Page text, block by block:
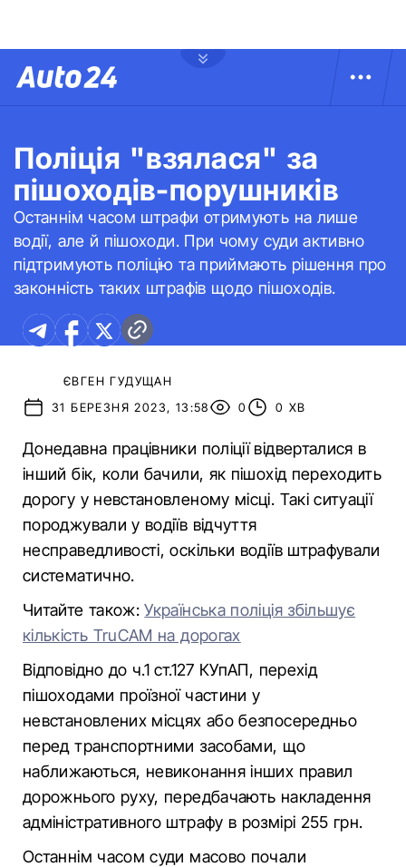
Поліція "взялася" за
пішоходів-порушників
Останнім часом штрафи отримують на лише
водії, але й пішоходи. При чому суди активно
підтримують поліцію та приймають рішення про
законність таких штрафів щодо пішоходів.
ЄВГЕН ГУДУЩАН
31 БЕРЕЗНЯ 2023, 13:58
0 0 ХВ
Донедавна працівники поліції відверталися в
інший бік, коли бачили, як пішохід переходить
дорогу у невстановленому місці. Такі ситуації
породжували у водіїв відчуття
несправедливості, оскільки водіїв штрафували
систематично.
Читайте також:Українська поліція збільшує
кількість TruCAM на дорогах
Відповідно до ч.1 ст.127 КУпАП, перехід
пішоходами проїзної частини у
невстановлених місцях або безпосередньо
перед транспортними засобами, що
наближаються, невиконання інших правил
дорожнього руху, передбачають накладення
адміністративного штрафу в розмірі 255 грн.
Останнім часом суди масово почали